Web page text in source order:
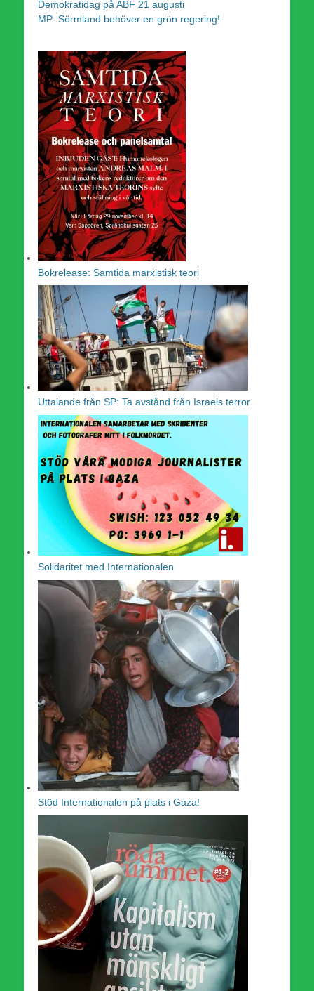
Demokratidag på ABF 21 augusti
MP: Sörmland behöver en grön regering!
Bokrelease: Samtida marxistisk teori
Uttalande från SP: Ta avstånd från Israels terror
Solidaritet med Internationalen
Stöd Internationalen på plats i Gaza!